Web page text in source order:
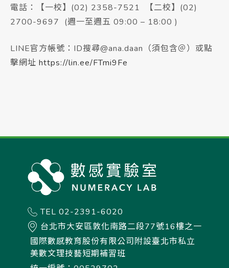
電話：【一校】 (02) 2358-7521 【二校】(02)
2700-9697 (週一至週五 09:00 – 18:00 )
LINE官方帳號：ID搜尋@ana.daan（須包含＠）或點
擊網址 https://lin.ee/FTmi9Fe
TEL 02-2391-6020
台北市大安區敦化南路二段77號16樓之一
國際數感教育股份有限公司附設臺北市私立
美數文理技藝短期補習班